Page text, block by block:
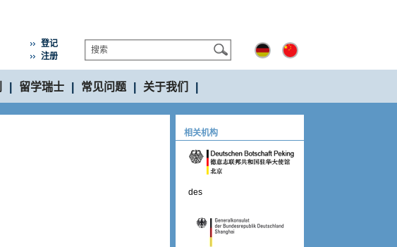
登记
注册
留学瑞士 常见问题 关于我们
相关机构
des